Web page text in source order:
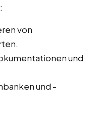
:
von
und
und -